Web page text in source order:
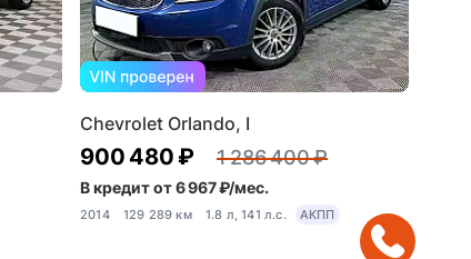
Chevrolet Orlando, I
900 480 ₽ 1 286 400 ₽
В кредит от 6 967 ₽/мес.
2014 129 289 км 1.8 л, 141 л.с. АКПП